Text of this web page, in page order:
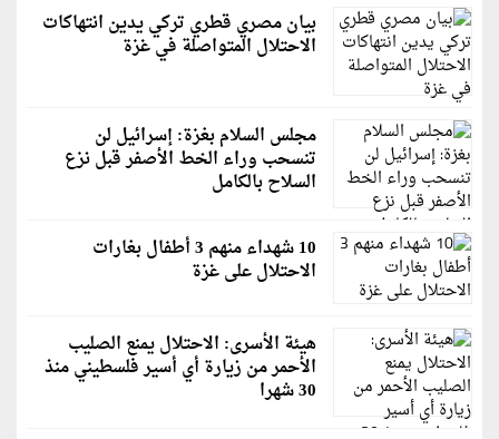
بيان مصري قطري تركي يدين انتهاكات
الاحتلال المتواصلة في غزة
مجلس السلام بغزة: إسرائيل لن
تنسحب وراء الخط الأصفر قبل نزع
السلاح بالكامل
10 شهداء منهم 3 أطفال بغارات
الاحتلال على غزة
هيئة الأسرى: الاحتلال يمنع الصليب
الأحمر من زيارة أي أسير فلسطيني منذ
30 شهرا